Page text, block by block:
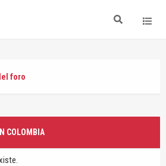
foro
COLOMBIA